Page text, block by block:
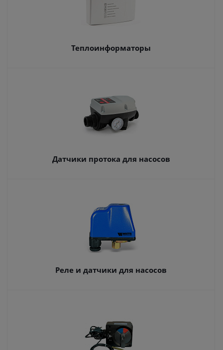
Теплоинформаторы
Датчики протока для насосов
Реле и датчики для насосов